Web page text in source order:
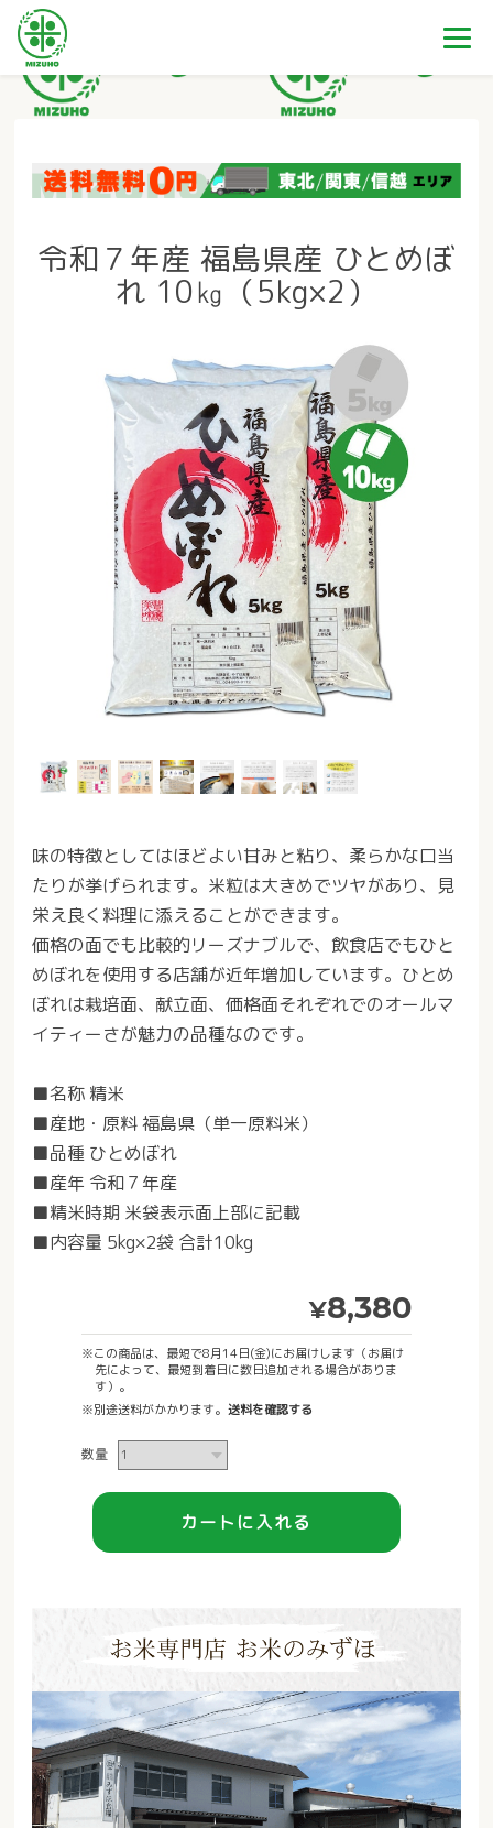
令和７年産 福島県産 ひとめぼ
れ 10㎏（5kg×2）
味の特徴としてはほどよい甘みと粘り、柔らかな口当
たりが挙げられます。米粒は大きめでツヤがあり、見
栄え良く料理に添えることができます。
価格の面でも比較的リーズナブルで、飲食店でもひと
めぼれを使用する店舗が近年増加しています。ひとめ
ぼれは栽培面、献立面、価格面それぞれでのオールマ
イティーさが魅力の品種なのです。
■名称 精米
■産地・原料 福島県（単一原料米）
■品種 ひとめぼれ
■産年 令和７年産
■精米時期 米袋表示面上部に記載
■内容量 5kg×2袋 合計10kg
¥8,380
※この商品は、最短で8月14日(金)にお届けします（お届け
先によって、最短到着日に数日追加される場合がありま
す）。
※別途送料がかかります。 送料を確認する
数量
カートに入れる